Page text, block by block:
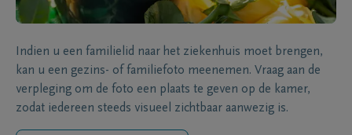
Indien u een familielid naar het ziekenhuis moet brengen,
kan u een gezins- of familiefoto meenemen. Vraag aan de
verpleging om de foto een plaats te geven op de kamer,
zodat iedereen steeds visueel zichtbaar aanwezig is.